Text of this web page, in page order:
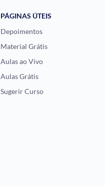
PÁGINAS ÚTEIS
Depoimentos
Material Grátis
Aulas ao Vivo
Aulas Grátis
Sugerir Curso